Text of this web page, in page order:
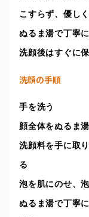
こすらず、優し
ぬるま湯で丁寧
洗顔後はすぐに
洗顔の手順
手を洗う
顔全体をぬるま
洗顔料を手に取
る
泡を肌にのせ、
ぬるま湯で丁寧